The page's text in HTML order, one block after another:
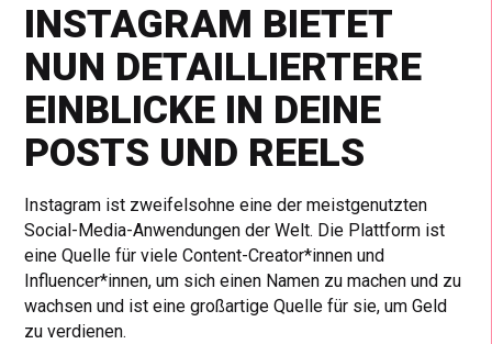
INSTAGRAM BIETET
NUN DETAILLIERTERE
EINBLICKE IN DEINE
POSTS UND REELS
Instagram ist zweifelsohne eine der meistgenutzten
Social-Media-Anwendungen der Welt. Die Plattform ist
eine Quelle für viele Content-Creator*innen und
Influencer*innen, um sich einen Namen zu machen und zu
wachsen und ist eine großartige Quelle für sie, um Geld
zu verdienen.